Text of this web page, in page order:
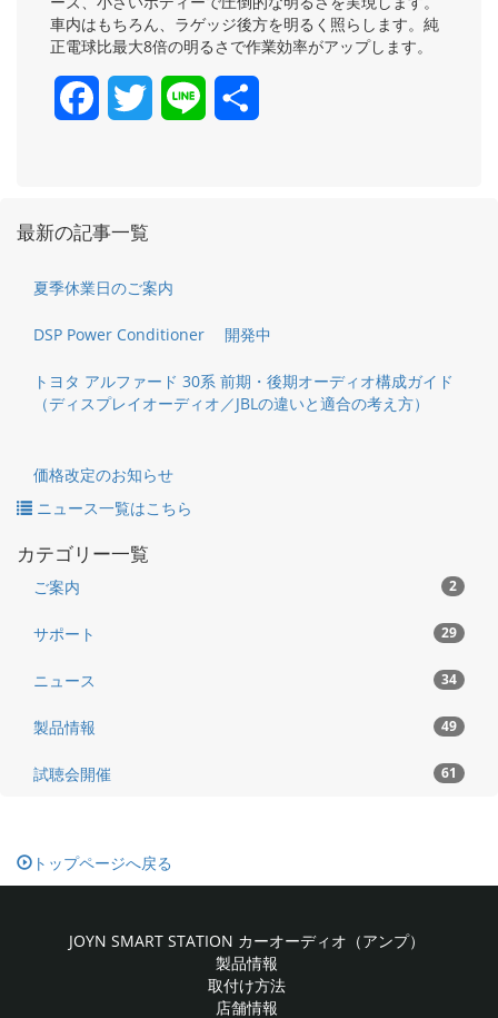
車内はもちろん、ラゲッジ後方を明るく照らします。純
正電球比最大8倍の明るさで作業効率がアップします。
FacebookTwitter Line
最新の記事一覧
夏季休業日のご案内
DSP Power Conditioner 開発中
トヨタ アルファード 30系 前期・後期オーディオ構成ガイド
（ディスプレイオーディオ／JBLの違いと適合の考え方）
価格改定のお知らせ
ニュース一覧はこちら
カテゴリー一覧
ご案内 2
サポート 29
ニュース 34
製品情報 49
試聴会開催 61
トップページへ戻る
JOYN SMART STATION カーオーディオ（アンプ）
製品情報
取付け方法
店舗情報